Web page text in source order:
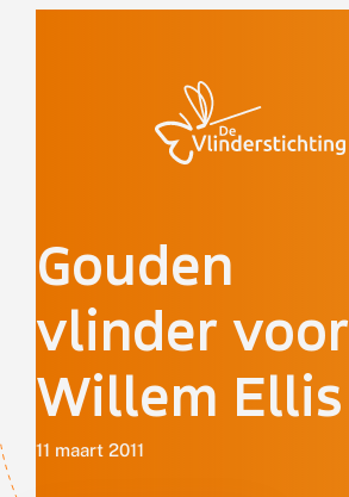
Gouden
vlinder voor
Willem Ellis
11 maart 2011